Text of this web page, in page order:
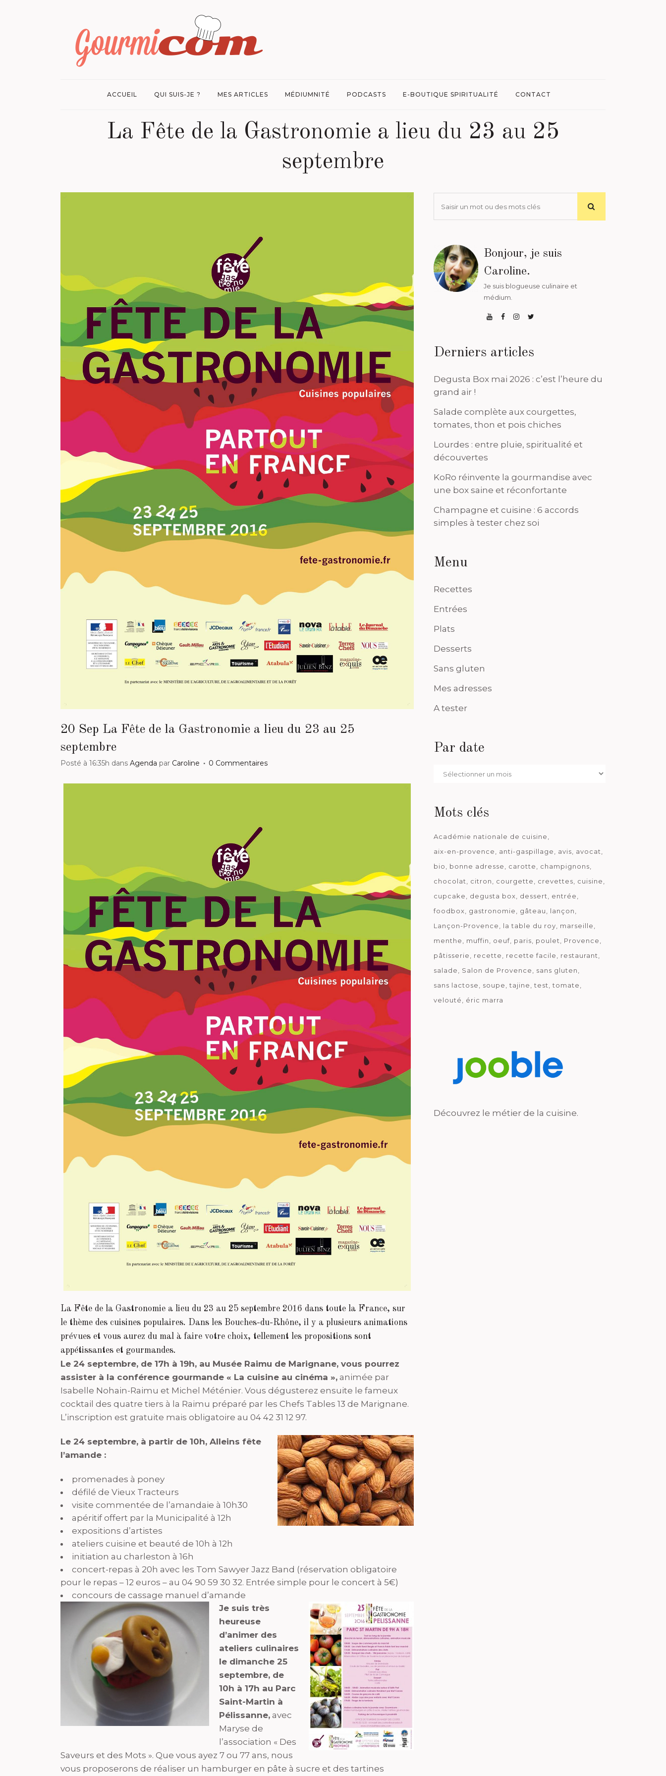
ACCUEIL QUI SUIS-JE ? MES ARTICLES MÉDIUMNITÉ PODCASTS E-BOUTIQUE SPIRITUALITÉ CONTACT
La Fête de la Gastronomie a lieu du 23 au 25
septembre
20 Sep La Fête de la Gastronomie a lieu du 23 au 25
septembre
Posté à 16:35h dans Agenda par Caroline 0 Commentaires
La Fête de la Gastronomie a lieu du 23 au 25 septembre 2016 dans toute la France, sur
le thème des cuisines populaires. Dans les Bouches-du-Rhône, il y a plusieurs animations
prévues et vous aurez du mal à faire votre choix, tellement les propositions sont
appétissantes et gourmandes.
Le 24 septembre, de 17h à 19h, au Musée Raimu de Marignane, vous pourrez
assister à la conférence gourmande « La cuisine au cinéma », animée par
Isabelle Nohain-Raimu et Michel Méténier. Vous dégusterez ensuite le fameux
cocktail des quatre tiers à la Raimu préparé par les Chefs Tables 13 de Marignane.
L’inscription est gratuite mais obligatoire au 04 42 31 12 97.
Le 24 septembre, à partir de 10h, Alleins fête
l’amande :
promenades à poney
défilé de Vieux Tracteurs
visite commentée de l’amandaie à 10h30
apéritif offert par la Municipalité à 12h
expositions d’artistes
ateliers cuisine et beauté de 10h à 12h
initiation au charleston à 16h
concert-repas à 20h avec les Tom Sawyer Jazz Band (réservation obligatoire
pour le repas – 12 euros – au 04 90 59 30 32. Entrée simple pour le concert à 5€)
concours de cassage manuel d’amande
Je suis très
heureuse
d’animer des
ateliers culinaires
le dimanche 25
septembre, de
10h à 17h au Parc
Saint-Martin à
Pélissanne, avec
Maryse de
l’association « Des
Saveurs et des Mots ». Que vous ayez 7 ou 77 ans, nous
vous proposerons de réaliser un hamburger en pâte à sucre et des tartines
Bonjour, je suis
Caroline.
Je suis blogueuse culinaire et
médium.
Derniers articles
Degusta Box mai 2026 : c’est l’heure du
grand air !
Salade complète aux courgettes,
tomates, thon et pois chiches
Lourdes : entre pluie, spiritualité et
découvertes
KoRo réinvente la gourmandise avec
une box saine et réconfortante
Champagne et cuisine : 6 accords
simples à tester chez soi
Menu
Recettes
Entrées
Plats
Desserts
Sans gluten
Mes adresses
A tester
Par date
Par
Mots clés
Académie nationale de cuisine
aix-en-provence
anti-gaspillage avis
avocat
bio
bonne adresse carotte
champignons
chocolat
citron courgette crevettes
cuisine
cupcake
degusta box dessert
entrée
foodbox
gastronomie gâteau
lançon
Lançon-Provence
la table du roy
marseille
menthe
muffin oeuf paris poulet
Provence
pâtisserie
recette recette facile
restaurant
salade
Salon de Provence
sans gluten
sans lactose
soupe tajine test
tomate
velouté
éric marra
Découvrez le métier de la cuisine.